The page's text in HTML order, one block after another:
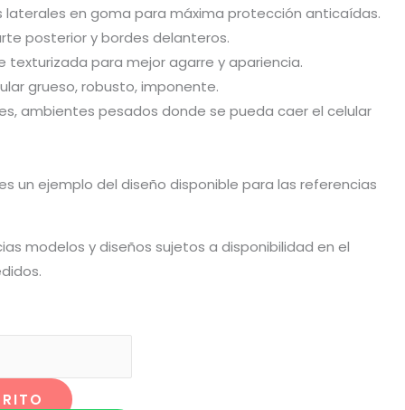
laterales en goma para máxima protección anticaídas.
posterior y bordes delanteros.
texturizada para mejor agarre y apariencia.
grueso, robusto, imponente.
ambientes pesados donde se pueda caer el celular
un ejemplo del diseño disponible para las referencias
modelos y diseños sujetos a disponibilidad en el